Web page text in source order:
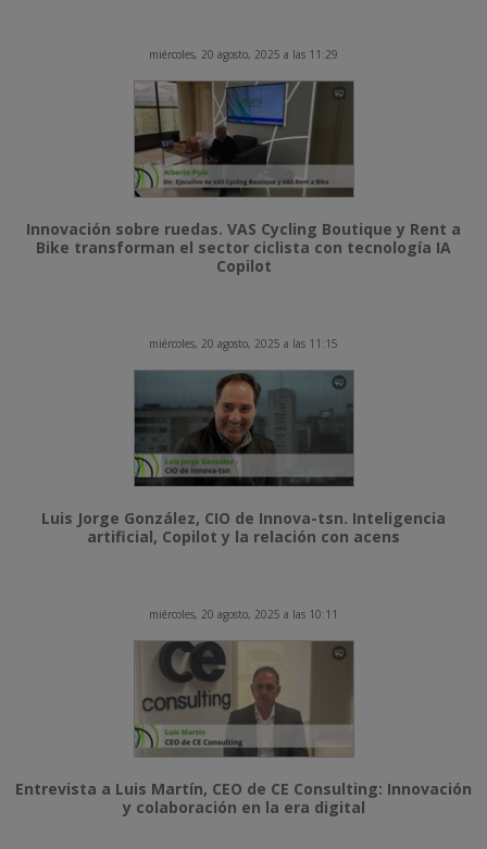
miércoles, 20 agosto, 2025 a las 11:29
Innovación sobre ruedas. VAS Cycling Boutique y Rent a
Bike transforman el sector ciclista con tecnología IA
Copilot
miércoles, 20 agosto, 2025 a las 11:15
Luis Jorge González, CIO de Innova-tsn. Inteligencia
artificial, Copilot y la relación con acens
miércoles, 20 agosto, 2025 a las 10:11
Entrevista a Luis Martín, CEO de CE Consulting: Innovación
y colaboración en la era digital